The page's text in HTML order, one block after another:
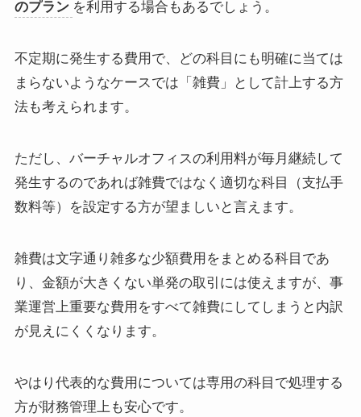
のプラン を利用する場合もあるでしょう。
不定期に発生する費用で、どの科目にも明確に当ては
まらないようなケースでは「雑費」として計上する方
法も考えられます。
ただし、バーチャルオフィスの利用料が毎月継続して
発生するのであれば雑費ではなく適切な科目（支払手
数料等）を設定する方が望ましいと言えます。
雑費は文字通り雑多な少額費用をまとめる科目であ
り、金額が大きくない単発の取引には使えますが、事
業運営上重要な費用をすべて雑費にしてしまうと内訳
が見えにくくなります。
やはり代表的な費用については専用の科目で処理する
方が財務管理上も安心です。